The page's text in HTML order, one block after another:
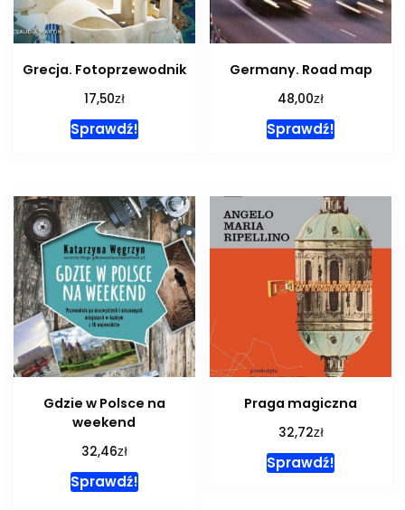
Grecja. Fotoprzewodnik
17,50zł
Sprawdź!
Germany. Road map
48,00zł
Sprawdź!
Gdzie w Polsce na
weekend
32,46zł
Sprawdź!
Praga magiczna
32,72zł
Sprawdź!